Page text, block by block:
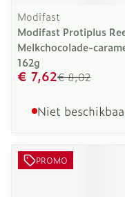
Modifast
Modifast Protiplus
Melkchocolade-
162g
€ 8,02
€ 7,62
Niet
PROMO